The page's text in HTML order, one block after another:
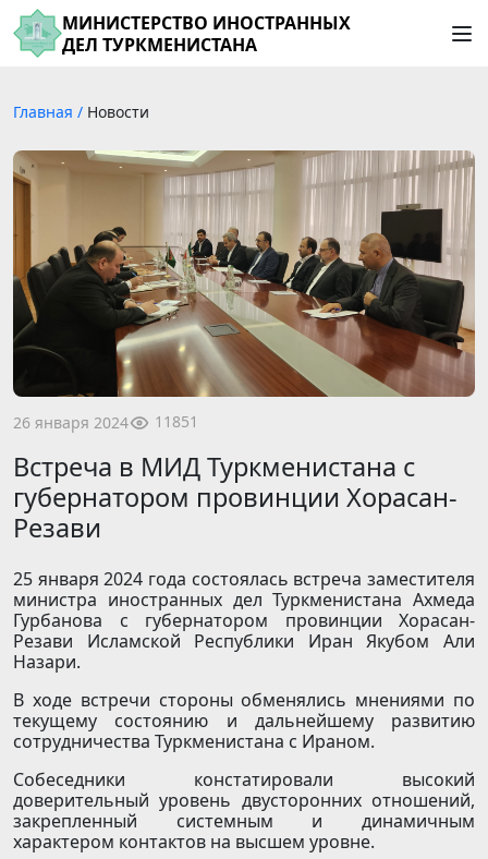
МИНИСТЕРСТВО ИНОСТРАННЫХ
ДЕЛ ТУРКМЕНИСТАНА
Главная / Новости
26 января 2024 11851
Встреча в МИД Туркменистана с
губернатором провинции Хорасан-
Резави
25 января 2024 года состоялась встреча заместителя
министра иностранных дел Туркменистана Ахмеда
Гурбанова с губернатором провинции Хорасан-
Резави Исламской Республики Иран Якубом Али
Назари.
В ходе встречи стороны обменялись мнениями по
текущему состоянию и дальнейшему развитию
сотрудничества Туркменистана с Ираном.
Собеседники констатировали высокий
доверительный уровень двусторонних отношений,
закрепленный системным и динамичным
характером контактов на высшем уровне.